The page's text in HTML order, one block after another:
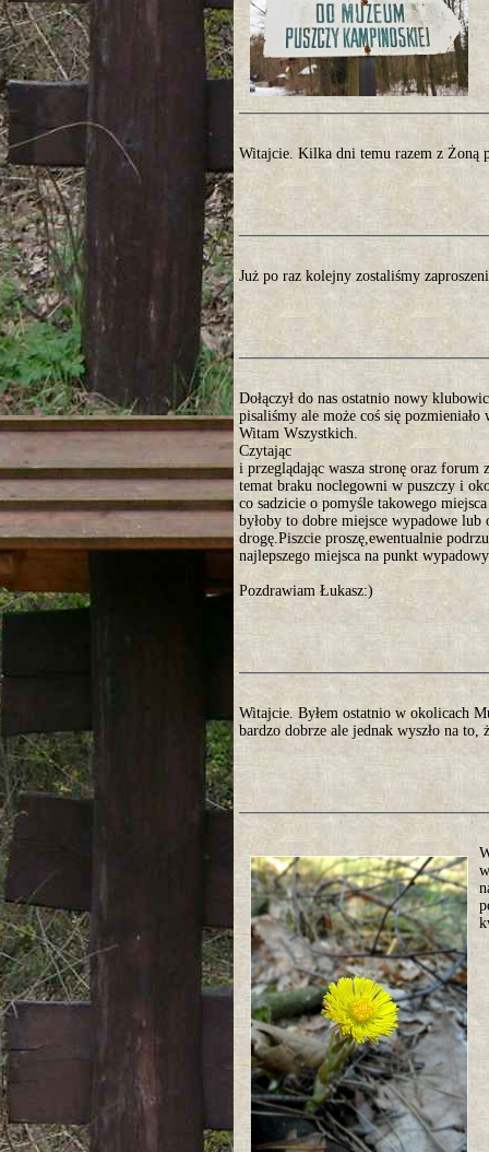
Witajcie. Kilka dni temu razem z Żoną
Już po raz kolejny zostaliśmy
Dołączył do nas ostatnio nowy
pisaliśmy ale może coś się
Witam Wszystkich.
Czytając
i przeglądając wasza stronę oraz forum
temat braku noclegowni w puszczy i
co sadzicie o pomyśle takowego
byłoby to dobre miejsce wypadowe
drogę.Piszcie proszę,ewentualnie
najlepszego miejsca na punkt
Pozdrawiam Łukasz:)
Witajcie. Byłem ostatnio w okolicach
bardzo dobrze ale jednak wyszło na to,